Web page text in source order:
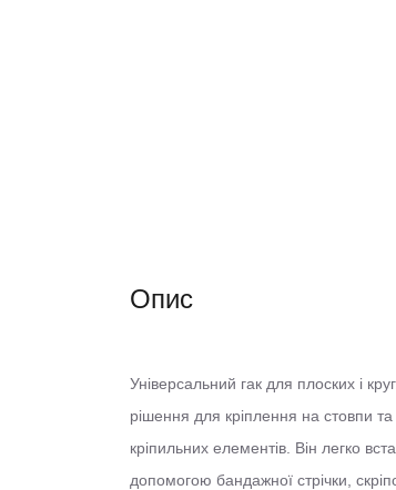
Опис
Універсальний гак для плоских і
рішення для кріплення на стовпи та
кріпильних елементів. Він легко
допомогою бандажної стрічки,